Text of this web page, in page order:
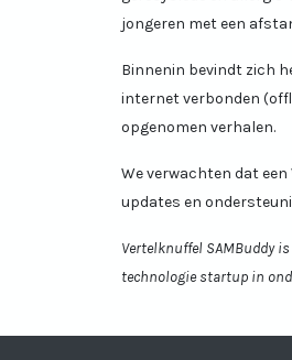
jongeren met een
Binnenin bevindt zich
internet verbonden
opgenomen verhalen.
We verwachten dat
updates en
Vertelknuffel SAMBuddy
technologie startup in